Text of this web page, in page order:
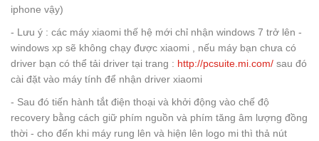
iphone vậy)
- Lưu ý : các máy xiaomi thế hệ mới chỉ nhận windows 7 trở lên -
windows xp sẽ không chạy được xiaomi , nếu máy bạn chưa có
driver bạn có thể tải driver tại trang : http://pcsuite.mi.com/ sau đó
cài đặt vào máy tính để nhận driver xiaomi
- Sau đó tiến hành tắt điện thoại và khởi động vào chế độ
recovery bằng cách giữ phím nguồn và phím tăng âm lượng đồng
thời - cho đến khi máy rung lên và hiện lên logo mi thì thả nút